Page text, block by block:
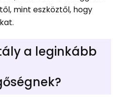
mint eszköztől, hogy
a leginkább